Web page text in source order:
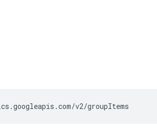
v2/groupItems